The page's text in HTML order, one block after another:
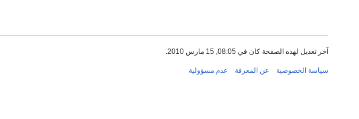
آخر تعديل لهذه الصفحة كان في 08:05, 15 مارس 2010.
سياسة الخصوصية عن المعرفة عدم مسؤولية